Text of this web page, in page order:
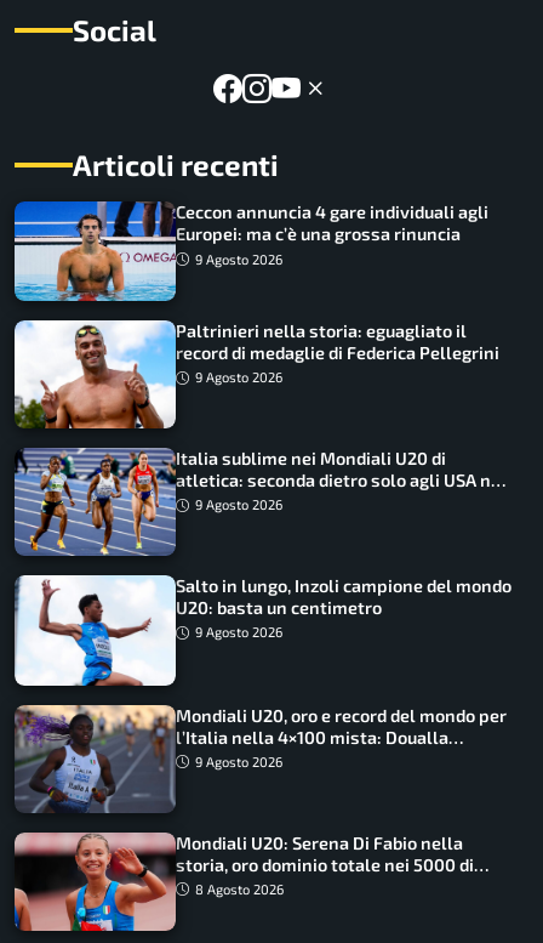
Social
Articoli recenti
Ceccon annuncia 4 gare individuali agli
Europei: ma c’è una grossa rinuncia
9 Agosto 2026
Paltrinieri nella storia: eguagliato il
record di medaglie di Federica Pellegrini
9 Agosto 2026
Italia sublime nei Mondiali U20 di
atletica: seconda dietro solo agli USA nel
medagliere
9 Agosto 2026
Salto in lungo, Inzoli campione del mondo
U20: basta un centimetro
9 Agosto 2026
Mondiali U20, oro e record del mondo per
l’Italia nella 4×100 mista: Doualla
straordinaria
9 Agosto 2026
Mondiali U20: Serena Di Fabio nella
storia, oro dominio totale nei 5000 di
marcia
8 Agosto 2026